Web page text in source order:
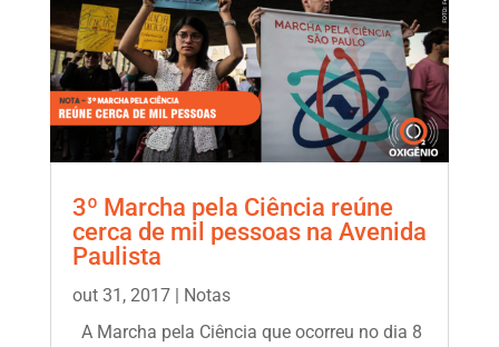
3º Marcha pela Ciência reúne
cerca de mil pessoas na Avenida
Paulista
out 31, 2017| Notas
A Marcha pela Ciência que ocorreu no dia 8